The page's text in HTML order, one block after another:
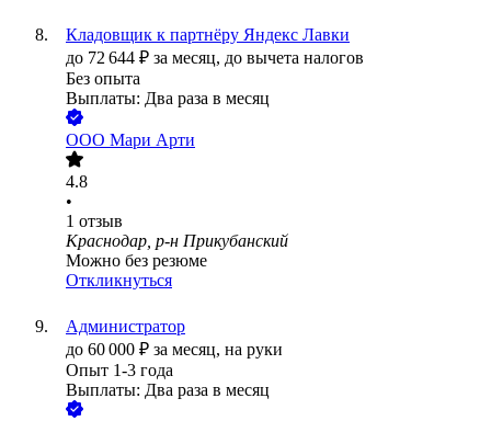
Кладовщик к партнёру Яндекс Лавки
до 72 644 ₽ за месяц, до вычета налогов
Без опыта
Выплаты: Два раза в месяц
ООО Мари Арти
4.8
•
1 отзыв
Краснодар, р-н Прикубанский
Можно без резюме
Откликнуться
Администратор
до 60 000 ₽ за месяц, на руки
Опыт 1-3 года
Выплаты: Два раза в месяц